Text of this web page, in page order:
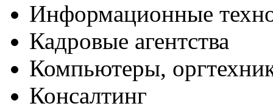
Информационные
Кадровые агентства
Компьютеры,
Консалтинг